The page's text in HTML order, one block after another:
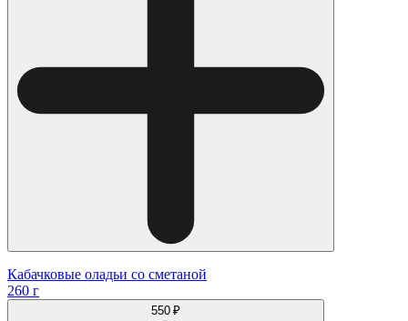
Кабачковые оладьи со сметаной
260 г
550 ₽